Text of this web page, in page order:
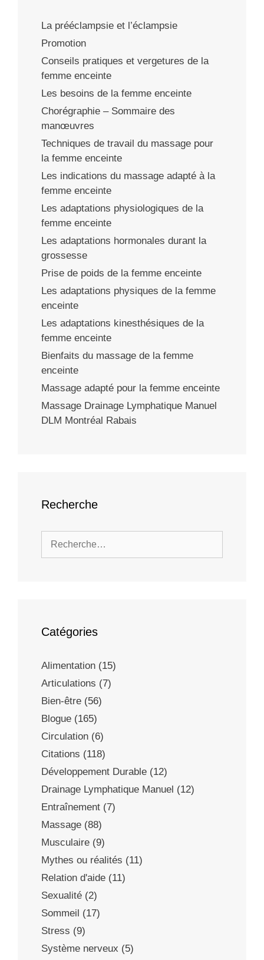
La prééclampsie et l’éclampsie
Promotion
Conseils pratiques et vergetures de la
femme enceinte
Les besoins de la femme enceinte
Chorégraphie – Sommaire des
manœuvres
Techniques de travail du massage pour
la femme enceinte
Les indications du massage adapté à la
femme enceinte
Les adaptations physiologiques de la
femme enceinte
Les adaptations hormonales durant la
grossesse
Prise de poids de la femme enceinte
Les adaptations physiques de la femme
enceinte
Les adaptations kinesthésiques de la
femme enceinte
Bienfaits du massage de la femme
enceinte
Massage adapté pour la femme enceinte
Massage Drainage Lymphatique Manuel
DLM Montréal Rabais
Recherche
Catégories
Alimentation (15)
Articulations (7)
Bien-être (56)
Blogue (165)
Circulation (6)
Citations (118)
Développement Durable (12)
Drainage Lymphatique Manuel (12)
Entraînement (7)
Massage (88)
Musculaire (9)
Mythes ou réalités (11)
Relation d'aide (11)
Sexualité (2)
Sommeil (17)
Stress (9)
Système nerveux (5)